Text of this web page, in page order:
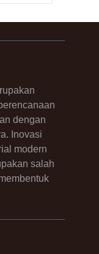
dengan
Inovasi
modern
salah